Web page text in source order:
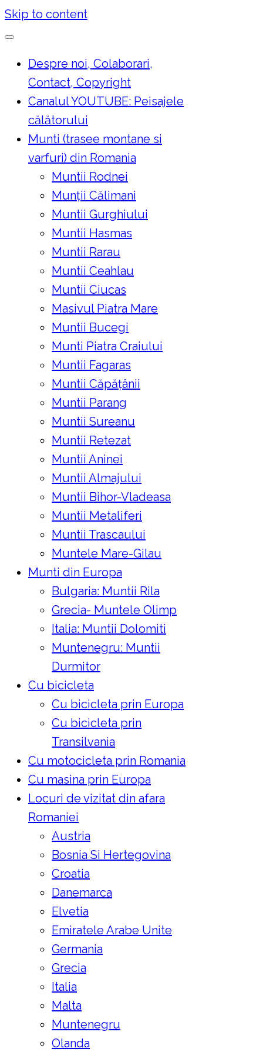
Skip to content
Despre noi, Colaborari,
Contact, Copyright
Canalul YOUTUBE: Peisajele
călătorului
Munti (trasee montane si
varfuri) din Romania
Muntii Rodnei
Munţii Călimani
Muntii Gurghiului
Muntii Hasmas
Muntii Rarau
Muntii Ceahlau
Muntii Ciucas
Masivul Piatra Mare
Muntii Bucegi
Munti Piatra Craiului
Muntii Fagaras
Muntii Căpățânii
Muntii Parang
Muntii Sureanu
Muntii Retezat
Muntii Aninei
Muntii Almajului
Muntii Bihor-Vladeasa
Muntii Metaliferi
Muntii Trascaului
Muntele Mare-Gilau
Munti din Europa
Bulgaria: Muntii Rila
Grecia- Muntele Olimp
Italia: Muntii Dolomiti
Muntenegru: Muntii
Durmitor
Cu bicicleta
Cu bicicleta prin Europa
Cu bicicleta prin
Transilvania
Cu motocicleta prin Romania
Cu masina prin Europa
Locuri de vizitat din afara
Romaniei
Austria
Bosnia Si Hertegovina
Croatia
Danemarca
Elvetia
Emiratele Arabe Unite
Germania
Grecia
Italia
Malta
Muntenegru
Olanda